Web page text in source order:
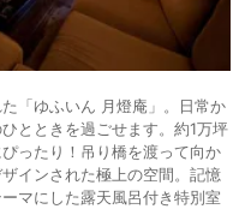
「ゆふいん 月燈庵」。日常か
とときを過ごせます。約1万坪
ったり！吊り橋を渡って向か
インされた極上の空間。記憶
マにした露天風呂付き特別室